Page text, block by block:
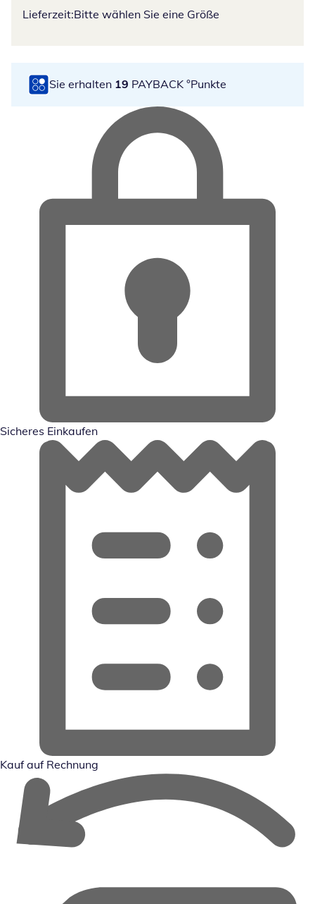
Lieferzeit:Bitte wählen Sie eine Größe
Sie erhalten 19 PAYBACK °Punkte
Sicheres Einkaufen
Kauf auf Rechnung